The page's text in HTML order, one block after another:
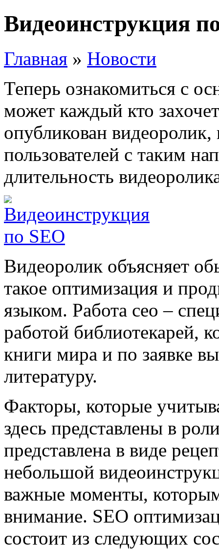
Видеоинструкция
Главная » Новости
Теперь ознакомиться с
может каждый кто
опубликован
пользователей с таким
длительность
Видеоролик объясняет
такое оптимизация и
языком. Работа сео –
работой библиотекарей,
книги мира и по заявке
литературу.
Факторы, которые
здесь представлены в
представлена в виде
небольшой
важные моменты,
внимание. SEO
состоит из следующих